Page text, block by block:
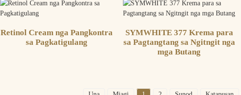
Retinol Cream nga Pangkontra
sa Pagkatigulang
SYMWHITE 377 Krema para
sa Pagtangtang sa Ngitngit nga
mga Butang